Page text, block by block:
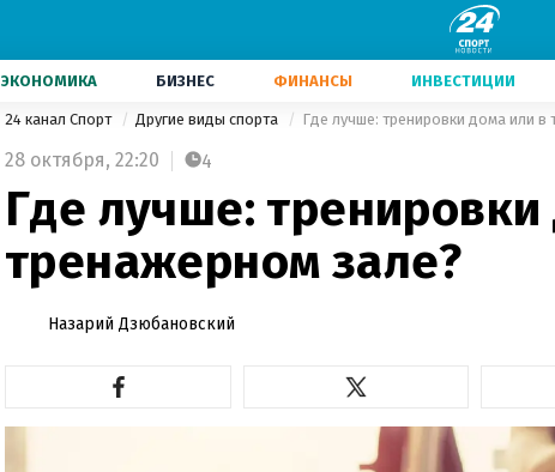
ЭКОНОМИКА БИЗНЕС ФИНАНСЫ ИНВЕСТИЦИИ
24 канал Спорт Другие виды спорта Где лучше: тренировки дома или в
28 октября, 22:20 4
Где лучше:
тренажерном зале?
Назарий Дзюбановский